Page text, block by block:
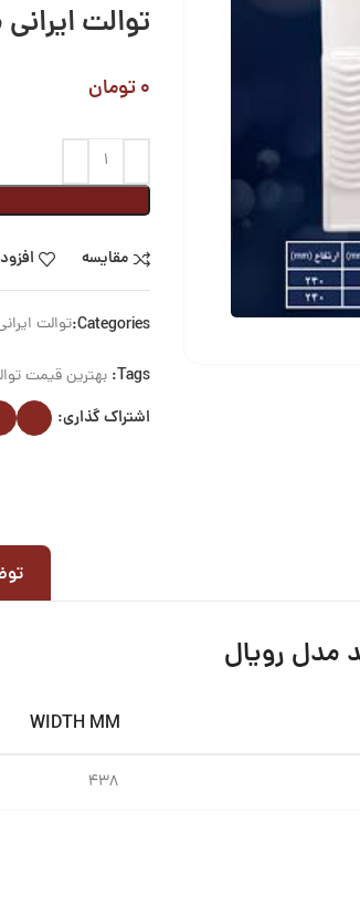
توالت
۰تومان
مقایسه
Categories: توالت
Tags: بهترین قیمت
اشتراک گذاری:
مدل رویال
WIDTH MM
۴۳۸